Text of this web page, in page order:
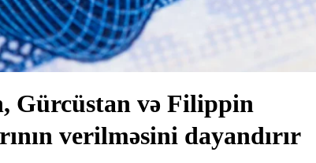
Gürcüstan və Filippin
verilməsini dayandırır